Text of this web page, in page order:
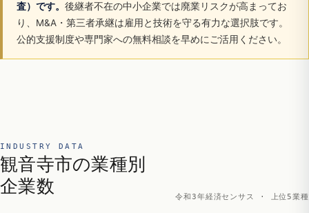
査）です。 後継者不在の中小企業では廃業リスクが高まってお
り、M&A・第三者承継は雇用と技術を守る有力な選択肢です。
公的支援制度や専門家への無料相談を早めにご活用ください。
INDUSTRY DATA
観音寺市の業種別
企業数
令和3年経済センサス · 上位5業種